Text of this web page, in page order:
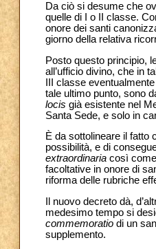
Da ciò si desume che
quelle di I o II classe.
onore dei santi
giorno della relativa
Posto questo principio,
all’ufficio divino, che in
III classe
tale ultimo punto, sono
locis già esistente nel
Santa Sede, e solo in
È da sottolineare il fatto
possibilità, e di
extraordinaria così
facoltative in onore di
riforma delle rubriche
Il nuovo decreto dà,
medesimo tempo si
commemoratio di un
supplemento.